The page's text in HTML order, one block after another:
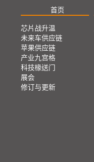
首页
芯片战升温
未来车供应链
苹果供应链
产业九宫格
科技椽送门
展会
修订与更新